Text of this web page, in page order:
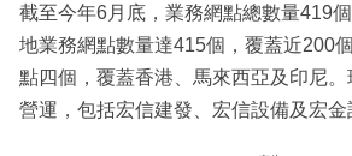
截至今年6月底，業務網點總數量419
地業務網點數量達415個，覆蓋近200
點四個，覆蓋香港、馬來西亞及印尼
營運，包括宏信建發、宏信設備及宏金